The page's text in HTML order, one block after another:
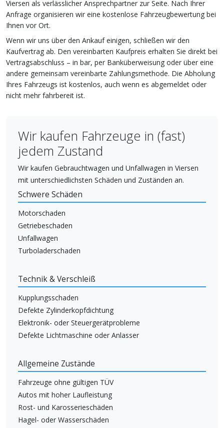
Viersen als verlässlicher Ansprechpartner zur Seite. Nach Ihrer
Anfrage organisieren wir eine kostenlose Fahrzeugbewertung bei
Ihnen vor Ort.
Wenn wir uns über den Ankauf einigen, schließen wir den
Kaufvertrag ab. Den vereinbarten Kaufpreis erhalten Sie direkt bei
Vertragsabschluss – in bar, per Banküberweisung oder über eine
andere gemeinsam vereinbarte Zahlungsmethode. Die Abholung
Ihres Fahrzeugs ist kostenlos, auch wenn es abgemeldet oder
nicht mehr fahrbereit ist.
Wir kaufen Fahrzeuge in (fast)
jedem Zustand
Wir kaufen Gebrauchtwagen und Unfallwagen in Viersen
mit unterschiedlichsten Schäden und Zuständen an.
Schwere Schäden
Motorschaden
Getriebeschaden
Unfallwagen
Turboladerschaden
Technik & Verschleiß
Kupplungsschaden
Defekte Zylinderkopfdichtung
Elektronik- oder Steuergerätprobleme
Defekte Lichtmaschine oder Anlasser
Allgemeine Zustände
Fahrzeuge ohne gültigen TÜV
Autos mit hoher Laufleistung
Rost- und Karosserieschäden
Hagel- oder Wasserschäden